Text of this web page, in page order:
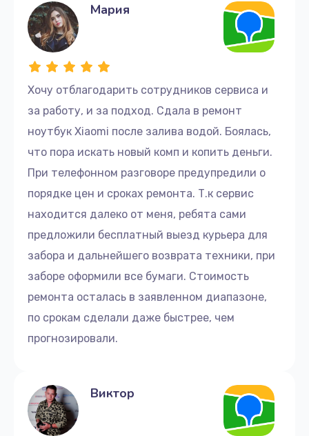
1495 руб.
Замена шим-контроллера
2700 руб.
Заказать
Замена разъёмов (HDMI, DVI, Дисплей порта)
1095 руб.
Заказать
Заказать
Хочу отблагодарить сотрудников сервиса и
за работу, и за подход. Сдала в ремонт
ноутбук Xiaomi после залива водой. Боялась,
что пора искать новый комп и копить деньги.
При телефонном разговоре предупредили о
порядке цен и сроках ремонта. Т.к сервис
находится далеко от меня, ребята сами
предложили бесплатный выезд курьера для
забора и дальнейшего возврата техники, при
заборе оформили все бумаги. Стоимость
ремонта осталась в заявленном диапазоне,
по срокам сделали даже быстрее, чем
прогнозировали.
Мария
Виктор